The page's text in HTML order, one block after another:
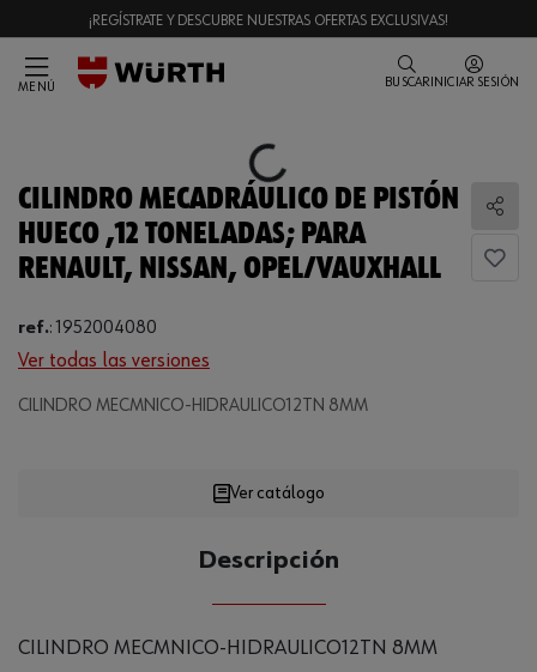
¡REGÍSTRATE Y DESCUBRE NUESTRAS OFERTAS EXCLUSIVAS!
MENÚ BUSCAR INICIAR SESIÓN
Loading...
CILINDRO MECADRÁULICO DE PISTÓN
HUECO ,12 TONELADAS; PARA
RENAULT, NISSAN, OPEL/VAUXHALL
ref.:1952004080
Ver todas las versiones
CILINDRO MECΜNICO-HIDRAULICO12TN 8MM
Loading...
Ver catálogo
Descripción
CILINDRO MECΜNICO-HIDRAULICO12TN 8MM